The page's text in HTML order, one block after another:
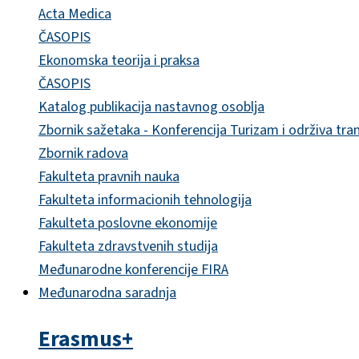
Acta Medica
ČASOPIS
Ekonomska teorija i praksa
ČASOPIS
Katalog publikacija nastavnog osoblja
Zbornik sažetaka - Konferencija Turizam i održiva
Zbornik radova
Fakulteta pravnih nauka
Fakulteta informacionih tehnologija
Fakulteta poslovne ekonomije
Fakulteta zdravstvenih studija
Međunarodne konferencije FIRA
Međunarodna saradnja
Erasmus+